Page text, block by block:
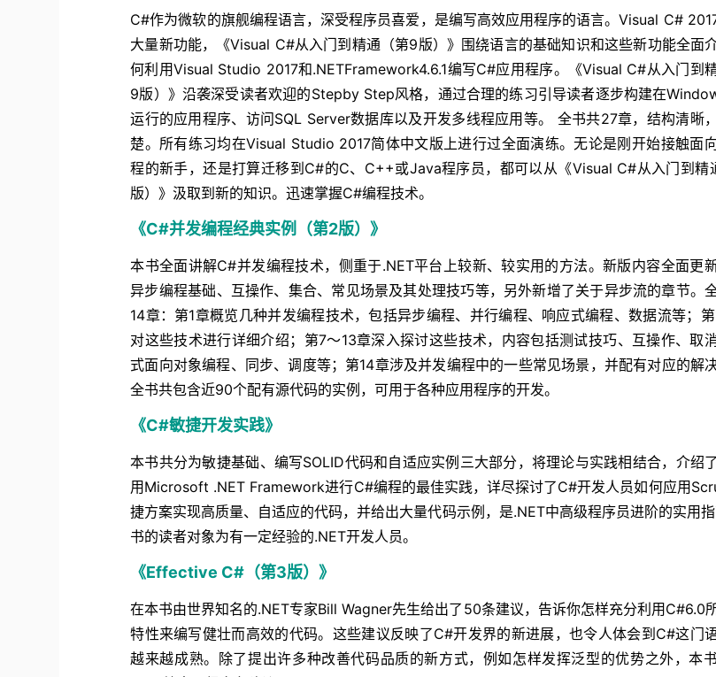
C#作为微软的旗舰编程语言，深受程序员喜爱，是编写高效应用程序的语言。Visual C#
大量新功能，《Visual C#从入门到精通（第9版）》围绕语言的基础知识和这些新功能全面
何利用Visual Studio 2017和.NETFramework4.6.1编写C#应用程序。《Visual C#从入门到
9版）》沿袭深受读者欢迎的Stepby Step风格，通过合理的练习引导读者逐步构建在
运行的应用程序、访问SQL Server数据库以及开发多线程应用等。 全书共27章，结构清晰
楚。所有练习均在Visual Studio 2017简体中文版上进行过全面演练。无论是刚开始接触面
程的新手，还是打算迁移到C#的C、C++或Java程序员，都可以从《Visual C#从入门到精
版）》汲取到新的知识。迅速掌握C#编程技术。
《C#并发编程经典实例（第2版）》
本书全面讲解C#并发编程技术，侧重于.NET平台上较新、较实用的方法。新版内容全面更
异步编程基础、互操作、集合、常见场景及其处理技巧等，另外新增了关于异步流的章节。
14章：第1章概览几种并发编程技术，包括异步编程、并行编程、响应式编程、数据流等；
对这些技术进行详细介绍；第7～13章深入探讨这些技术，内容包括测试技巧、互操作、取
式面向对象编程、同步、调度等；第14章涉及并发编程中的一些常见场景，并配有对应的解决
全书共包含近90个配有源代码的实例，可用于各种应用程序的开发。
《C#敏捷开发实践》
本书共分为敏捷基础、编写SOLID代码和自适应实例三大部分，将理论与实践相结合，介绍
用Microsoft .NET Framework进行C#编程的最佳实践，详尽探讨了C#开发人员如何应用
捷方案实现高质量、自适应的代码，并给出大量代码示例，是.NET中高级程序员进阶的实用
书的读者对象为有一定经验的.NET开发人员。
《Effective C#（第3版）》
在本书由世界知名的.NET专家Bill Wagner先生给出了50条建议，告诉你怎样充分利用C#6.0
特性来编写健壮而高效的代码。这些建议反映了C#开发界的新进展，也令人体会到C#这门
越来越成熟。除了提出许多种改善代码品质的新方式，例如怎样发挥泛型的优势之外，本